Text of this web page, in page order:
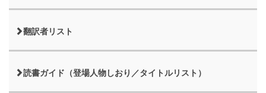
翻訳者リスト
読書ガイド（登場人物しおり／タイトルリスト）